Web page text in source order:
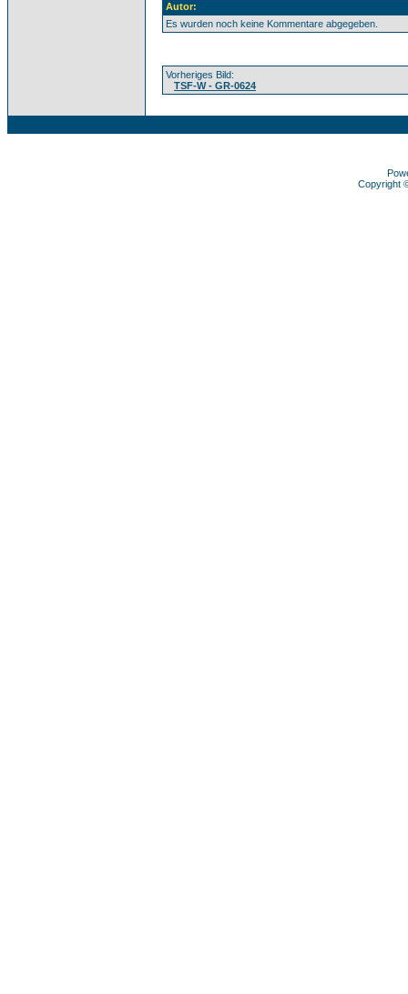
Autor:
Es wurden noch keine Kommentare abgegeben.
Vorheriges Bild:
TSF-W - GR-0624
Copyright